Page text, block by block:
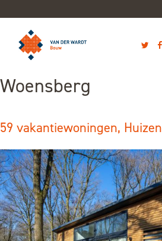
Woensberg
59 vakantiewoningen, Huizen